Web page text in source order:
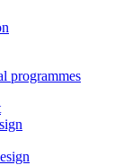
programmes